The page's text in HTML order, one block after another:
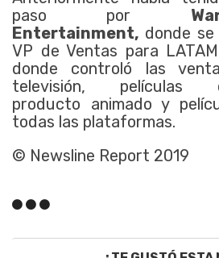
paso por
Entertainment, donde se
VP de Ventas para
donde controló las
televisión, películas
producto animado y
todas las plataformas.
© Newsline Report 2019